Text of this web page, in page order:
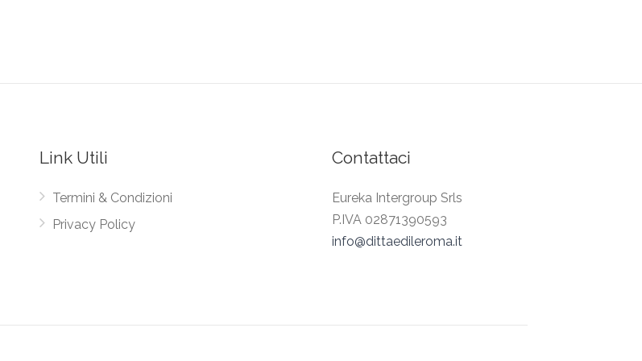
Link Utili
Termini & Condizioni
Privacy Policy
Contattaci
Eureka Intergroup Srls
P.IVA 02871390593
info@dittaedileroma.it